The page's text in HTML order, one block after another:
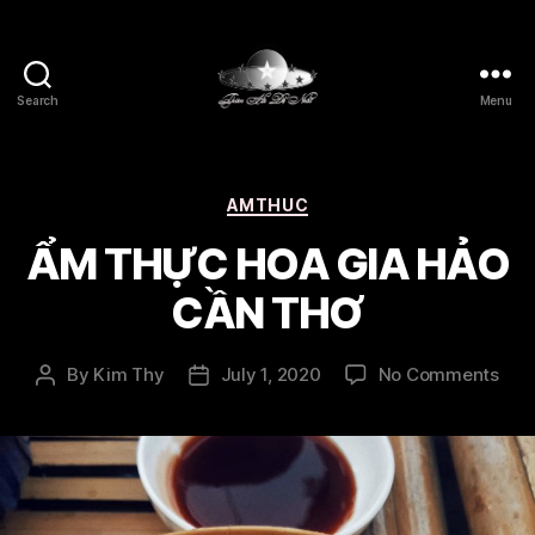
Search
Nhat
Menu
Categories
AMTHUC
ẨM THỰC HOA GIA HẢO
CẦN THƠ
Post
By Kim Thy
PostJuly 1, 2020 No Commentson
HOA
GIA
HẢO